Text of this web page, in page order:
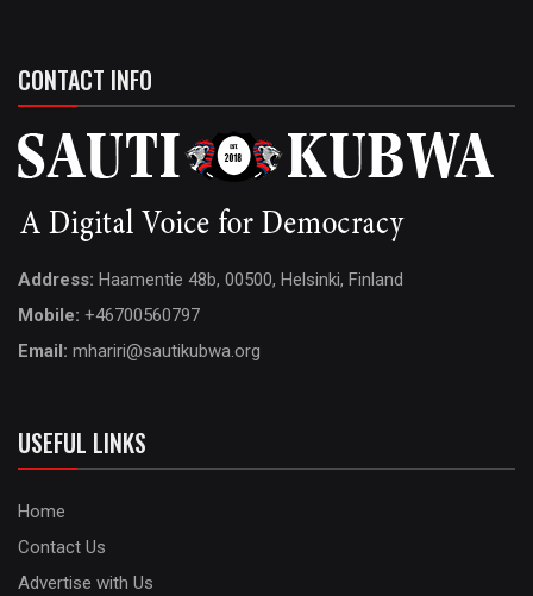
CONTACT INFO
Address: Haamentie 48b, 00500, Helsinki, Finland
Mobile: +46700560797
Email: mhariri@sautikubwa.org
USEFUL LINKS
Home
Contact Us
Advertise with Us